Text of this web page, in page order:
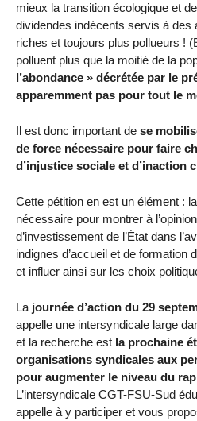
mieux la transition écologique et
dividendes indécents servis à des
riches et toujours plus pollueurs !
polluent plus que la moitié de la
l’abondance » décrétée par le
apparemment pas pour tout le
Il est donc important de se
de force nécessaire pour faire
d’injustice sociale et d’inaction
Cette pétition en est un élément :
nécessaire pour montrer à
d’investissement de l’État dans
indignes d’accueil et de formation
et influer ainsi sur les choix
La journée d’action du 29
appelle une intersyndicale large
et la recherche est la prochaine
organisations syndicales aux
pour augmenter le niveau du
L’intersyndicale CGT-FSU-Sud
appelle à y participer et vous